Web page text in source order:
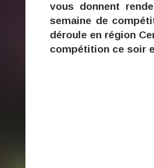
vous donnent
semaine de
déroule en région
compétition ce soir